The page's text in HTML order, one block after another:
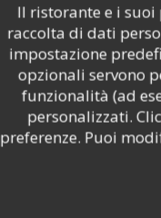
Il ristorante e i
raccolta di dati
impostazione
opzionali servono
funzionalità (ad
personalizzati.
preferenze. Puoi
Per visualizzare la mappa